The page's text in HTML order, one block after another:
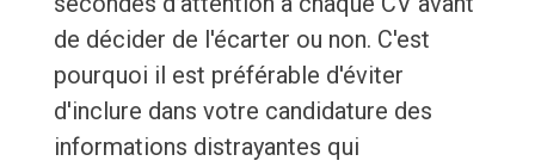
de décider de l'écarter ou non. C'est
pourquoi il est préférable d'éviter
d'inclure dans votre candidature des
informations distrayantes qui